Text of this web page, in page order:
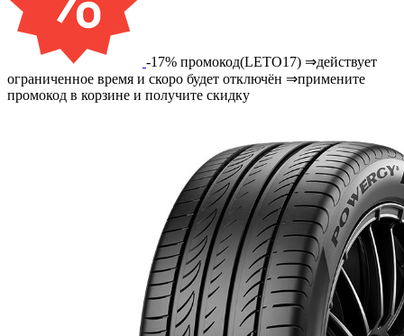
-17% промокод(LETO17) ⇒действует
ограниченное время и скоро будет отключён ⇒примените
промокод в корзине и получите скидку